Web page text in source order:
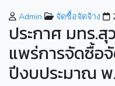
Admin จัดซื้อจัดจ้าง
ประกาศ มทร.
แพร่การจัดซื้อ
ปีงบประมาณ พ